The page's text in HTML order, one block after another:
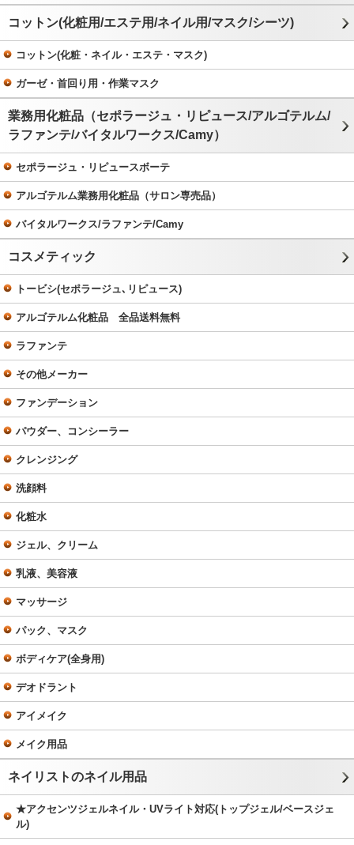
コットン(化粧用/エステ用/ネイル用/マスク/シーツ)
コットン(化粧・ネイル・エステ・マスク)
ガーゼ・首回り用・作業マスク
業務用化粧品（セポラージュ・リピュース/アルゴテルム/
ラファンテ/バイタルワークス/Camy）
セポラージュ・リピュースボーテ
アルゴテルム業務用化粧品（サロン専売品）
バイタルワークス/ラファンテ/Camy
コスメティック
トービシ(セポラージュ､リピュース)
アルゴテルム化粧品 全品送料無料
ラファンテ
その他メーカー
ファンデーション
パウダー、コンシーラー
クレンジング
洗顔料
化粧水
ジェル、クリーム
乳液、美容液
マッサージ
パック、マスク
ボディケア(全身用)
デオドラント
アイメイク
メイク用品
ネイリストのネイル用品
★アクセンツジェルネイル・UVライト対応(トップジェル/ベースジェ
ル)